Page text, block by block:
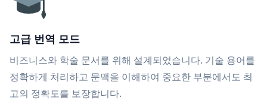
고급 번역 모드
비즈니스와 학술 문서를 위해 설계되었습니다. 기술 용어를
정확하게 처리하고 문맥을 이해하여 중요한 부분에서도 최
고의 정확도를 보장합니다.